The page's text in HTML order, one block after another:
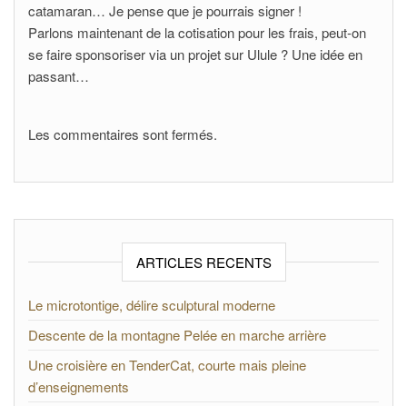
catamaran… Je pense que je pourrais signer !
Parlons maintenant de la cotisation pour les frais, peut-on
se faire sponsoriser via un projet sur Ulule ? Une idée en
passant…
Les commentaires sont fermés.
ARTICLES RECENTS
Le microtontige, délire sculptural moderne
Descente de la montagne Pelée en marche arrière
Une croisière en TenderCat, courte mais pleine
d’enseignements